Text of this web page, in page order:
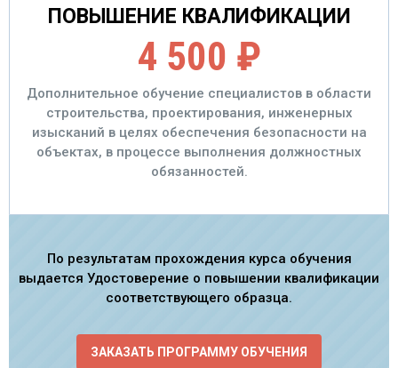
ПОВЫШЕНИЕ КВАЛИФИКАЦИИ
4 500 ₽
Дополнительное обучение специалистов в области
строительства, проектирования, инженерных
изысканий в целях обеспечения безопасности на
объектах, в процессе выполнения должностных
обязанностей.
По результатам прохождения курса обучения
выдается Удостоверение о повышении квалификации
соответствующего образца.
ЗАКАЗАТЬ ПРОГРАММУ ОБУЧЕНИЯ